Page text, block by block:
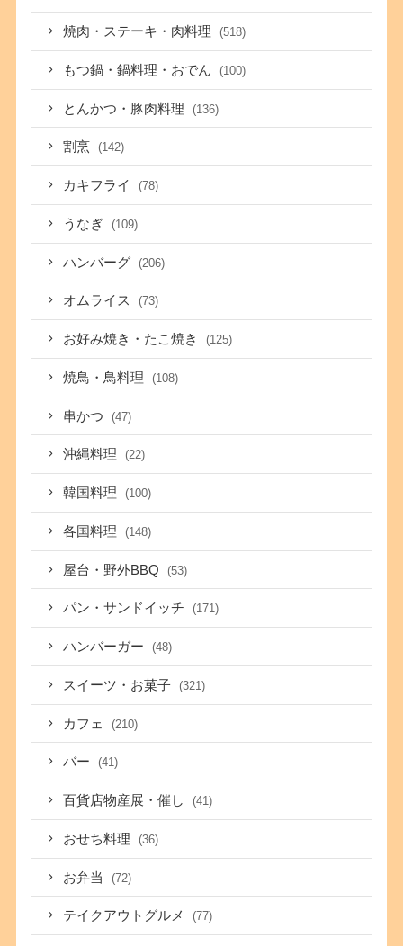
焼肉・ステーキ・肉料理 (518)
もつ鍋・鍋料理・おでん (100)
とんかつ・豚肉料理 (136)
割烹 (142)
カキフライ (78)
うなぎ (109)
ハンバーグ (206)
オムライス (73)
お好み焼き・たこ焼き (125)
焼鳥・鳥料理 (108)
串かつ (47)
沖縄料理 (22)
韓国料理 (100)
各国料理 (148)
屋台・野外BBQ (53)
パン・サンドイッチ (171)
ハンバーガー (48)
スイーツ・お菓子 (321)
カフェ (210)
バー (41)
百貨店物産展・催し (41)
おせち料理 (36)
お弁当 (72)
テイクアウトグルメ (77)